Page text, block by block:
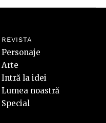
REVISTA
Personaje
Arte
Intră la idei
Lumea noastră
Special